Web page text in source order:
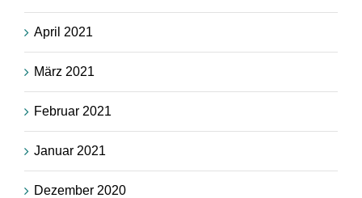
April 2021
März 2021
Februar 2021
Januar 2021
Dezember 2020